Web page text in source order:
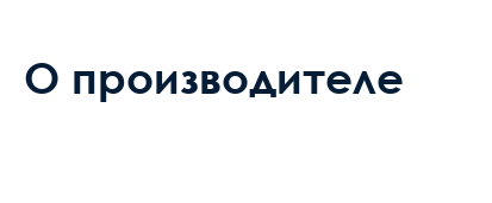
О производителе